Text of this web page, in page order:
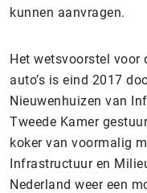
kunnen aanvragen.
Het wetsvoorstel voor
auto’s is eind 2017
Nieuwenhuizen van
Tweede Kamer
koker van voormalig
Infrastructuur en
Nederland weer een